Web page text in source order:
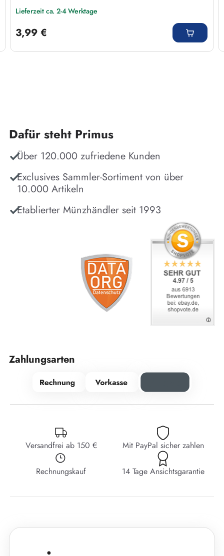
Lieferzeit ca. 2-4 Werktage
3,99 €
Dafür steht Primus
Über 120.000 zufriedene Kunden
Exclusives Sammler-Sortiment von über
10.000 Artikeln
Etablierter Münzhändler seit 1993
Zahlungsarten
Versandfrei ab 150 € Mit PayPal sicher zahlen
Rechnungskauf 14 Tage Ansichtsgarantie